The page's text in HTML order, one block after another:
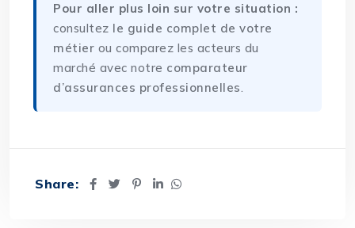
Pour aller plus loin sur votre situation :
consultez le guide complet de votre
métier ou comparez les acteurs du
marché avec notre comparateur
d’assurances professionnelles.
Share: